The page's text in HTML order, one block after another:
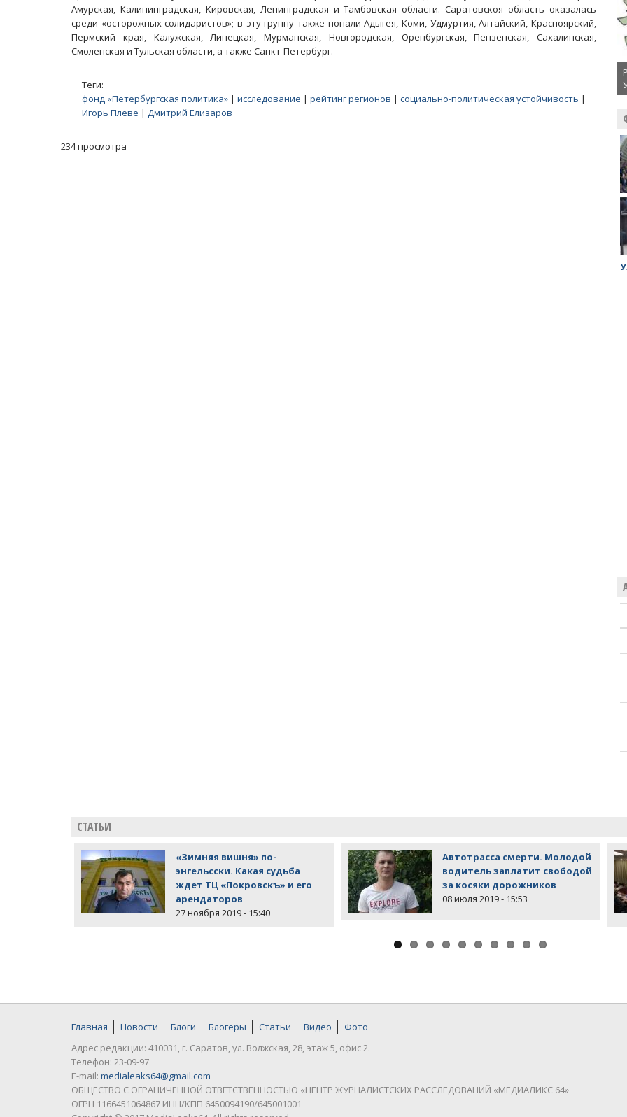
Амурская, Калининградская, Кировская, Ленинградская и Тамбовская области. Саратовскоя область оказалась
среди «осторожных солидаристов»; в эту группу также попали Адыгея, Коми, Удмуртия, Алтайский, Красноярский,
Пермский края, Калужская, Липецкая, Мурманская, Новгородская, Оренбургская, Пензенская, Сахалинская,
Смоленская и Тульская области, а также Санкт-Петербург.
Теги:
фонд «Петербургская политика» | исследование | рейтинг регионов | социально-политическая устойчивость |
Игорь Плеве | Дмитрий Елизаров
234 просмотра
СТАТЬИ
«Зимняя вишня» по-
энгельсски. Какая судьба
ждет ТЦ «Покровскъ» и его
арендаторов
27 ноября 2019 - 15:40
Автотрасса смерти. Молодой
водитель заплатит свободой
за косяки дорожников
08 июля 2019 - 15:53
Главная Новости Блоги Блогеры Статьи Видео
Фото
Адрес редакции: 410031, г. Саратов, ул. Волжская, 28, этаж 5, офис 2.
Телефон: 23-09-97
E-mail: medialeaks64@gmail.com
ОБЩЕСТВО С ОГРАНИЧЕННОЙ ОТВЕТСТВЕННОСТЬЮ «ЦЕНТР ЖУРНАЛИСТСКИХ РАССЛЕДОВАНИЙ «МЕДИАЛИКС 64»
ОГРН 1166451064867 ИНН/КПП 6450094190/645001001